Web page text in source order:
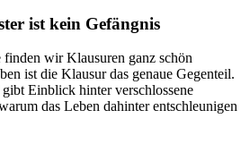
ist kein Gefängnis
wir Klausuren ganz schön
ist die Klausur das genaue Gegenteil.
Einblick hinter verschlossene
das Leben dahinter entschleunigen